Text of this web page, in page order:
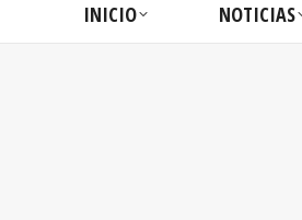
INICIO NOTICIAS